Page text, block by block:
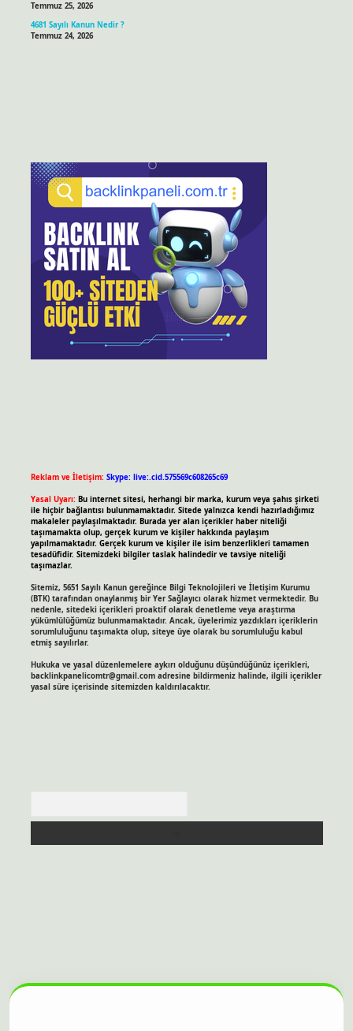
Temmuz 25, 2026
4681 Sayılı Kanun Nedir ?
Temmuz 24, 2026
Reklam ve İletişim: Skype: live:.cid.575569c608265c69
Yasal Uyarı: Bu internet sitesi, herhangi bir marka, kurum veya şahıs şirketi
ile hiçbir bağlantısı bulunmamaktadır. Sitede yalnızca kendi hazırladığımız
makaleler paylaşılmaktadır. Burada yer alan içerikler haber niteliği
taşımamakta olup, gerçek kurum ve kişiler hakkında paylaşım
yapılmamaktadır. Gerçek kurum ve kişiler ile isim benzerlikleri tamamen
tesadüfidir. Sitemizdeki bilgiler taslak halindedir ve tavsiye niteliği
taşımazlar.
Sitemiz, 5651 Sayılı Kanun gereğince Bilgi Teknolojileri ve İletişim Kurumu
(BTK) tarafından onaylanmış bir Yer Sağlayıcı olarak hizmet vermektedir. Bu
nedenle, sitedeki içerikleri proaktif olarak denetleme veya araştırma
yükümlülüğümüz bulunmamaktadır. Ancak, üyelerimiz yazdıkları içeriklerin
sorumluluğunu taşımakta olup, siteye üye olarak bu sorumluluğu kabul
etmiş sayılırlar.
Hukuka ve yasal düzenlemelere aykırı olduğunu düşündüğünüz içerikleri,
backlinkpanelicomtr@gmail.comadresine bildirmeniz halinde, ilgili içerikler
yasal süre içerisinde sitemizden kaldırılacaktır.